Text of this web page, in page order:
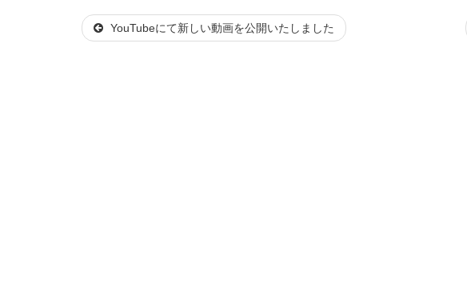
日:
ゴ
YouTubeにて新しい動画を公開いたしました